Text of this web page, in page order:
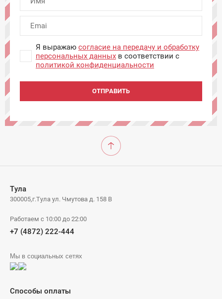
Я выражаю согласие на передачу и обработку
персональных данных в соответствии с
политикой конфиденциальности
ОТПРАВИТЬ
Тула
300005,г.Тула ул. Чмутова д. 158 В
Работаем с 10:00 до 22:00
+7 (4872) 222-444
Мы в социальных сетях
Способы оплаты